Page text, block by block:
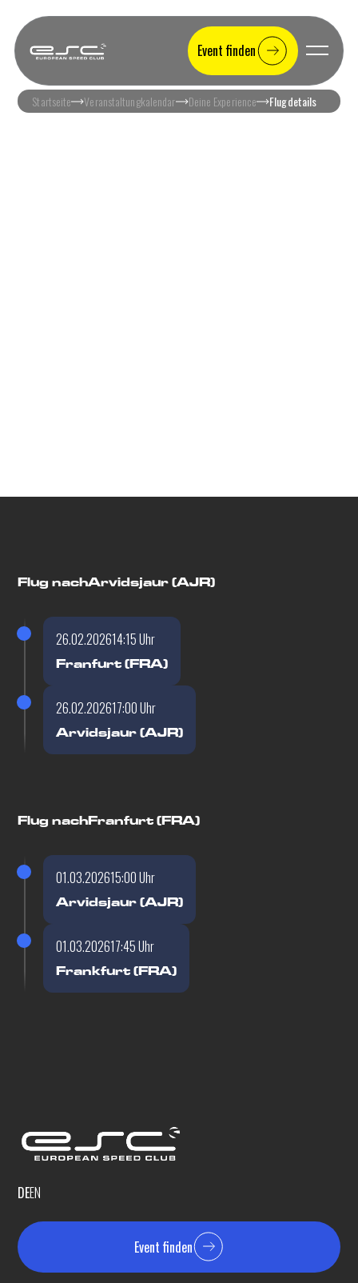
Event finden
Startseite Veranstaltungkalendar Deine Experience Flugdetails
Flug nachArvidsjaur (AJR)
26.02.202614:15 Uhr
Franfurt (FRA)
26.02.202617:00 Uhr
Arvidsjaur (AJR)
Flug nachFranfurt (FRA)
01.03.202615:00 Uhr
Arvidsjaur (AJR)
01.03.202617:45 Uhr
Frankfurt (FRA)
DEEN
Event finden